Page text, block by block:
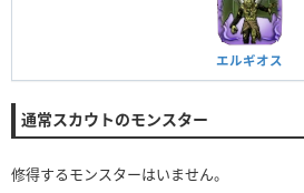
エルギオス
通常スカウトのモンスター
修得するモンスターはいません。